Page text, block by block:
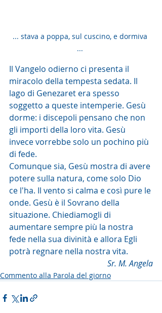
... stava a poppa, sul cuscino, e dormiva
...
Il Vangelo odierno ci presenta il
miracolo della tempesta sedata. Il
lago di Genezaret era spesso
soggetto a queste intemperie. Gesù
dorme: i discepoli pensano che non
gli importi della loro vita. Gesù
invece vorrebbe solo un pochino più
di fede.
Comunque sia, Gesù mostra di avere
potere sulla natura, come solo Dio
ce l'ha. Il vento si calma e così pure le
onde. Gesù è il Sovrano della
situazione. Chiediamogli di
aumentare sempre più la nostra
fede nella sua divinità e allora Egli
potrà regnare nella nostra vita.
Sr. M. Angela
Commento alla Parola del giorno